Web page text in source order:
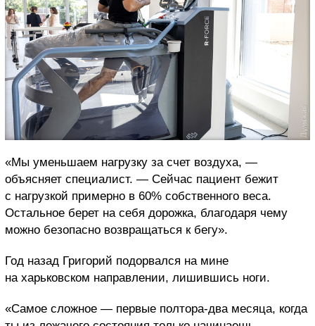
«Мы уменьшаем нагрузку за счет воздуха, —
объясняет специалист. — Сейчас пациент бежит
с нагрузкой примерно в 60% собственного веса.
Остальное берет на себя дорожка, благодаря чему
можно безопасно возвращаться к бегу».
Год назад Григорий подорвался на мине
на харьковском направлении, лишившись ноги.
«Самое сложное — первые полтора-два месяца, когда